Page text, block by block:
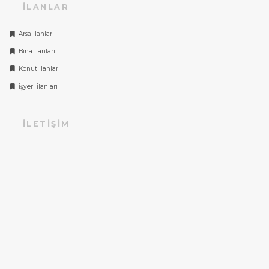
İLANLAR
Arsa İlanları
Bina İlanları
Konut İlanları
İşyeri İlanları
İLETIŞIM